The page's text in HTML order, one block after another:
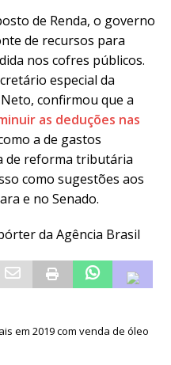
de Renda, o governo
de recursos para
nos cofres públicos.
especial da
confirmou que a
as deduções nas
a de gastos
de reforma tributária
como sugestões aos
e no Senado.
da Agência Brasil
em 2019 com venda de óleo